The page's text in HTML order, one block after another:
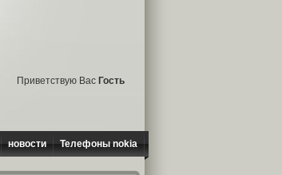
Приветствую Вас Гость
новости Телефоны nokia